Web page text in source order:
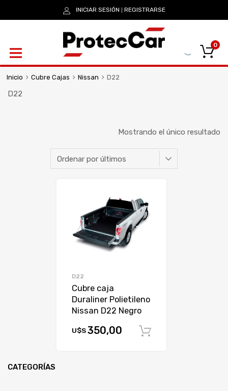
INICIAR SESIÓN REGISTRARSE
0
Inicio Cubre Cajas Nissan D22
D22
Mostrando el único resultado
D22
Cubre caja
Duraliner Polietileno
Nissan D22 Negro
U$S350,00
CATEGORÍAS